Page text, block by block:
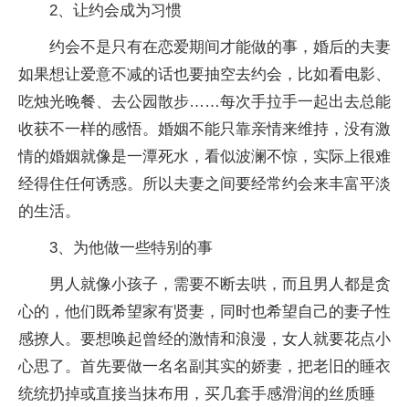
2、让约会成为习惯
约会不是只有在恋爱期间才能做的事，婚后的夫妻
如果想让爱意不减的话也要抽空去约会，比如看电影、
吃烛光晚餐、去公园散步……每次手拉手一起出去总能
收获不一样的感悟。婚姻不能只靠亲情来维持，没有激
情的婚姻就像是一潭死水，看似波澜不惊，实际上很难
经得住任何诱惑。所以夫妻之间要经常约会来丰富平淡
的生活。
3、为他做一些特别的事
男人就像小孩子，需要不断去哄，而且男人都是贪
心的，他们既希望家有贤妻，同时也希望自己的妻子性
感撩人。要想唤起曾经的激情和浪漫，女人就要花点小
心思了。首先要做一名名副其实的娇妻，把老旧的睡衣
统统扔掉或直接当抹布用，买几套手感滑润的丝质睡